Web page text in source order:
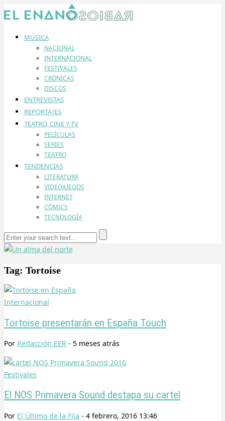
MÚSICA
NACIONAL
INTERNACIONAL
FESTIVALES
CRÓNICAS
DISCOS
ENTREVISTAS
REPORTAJES
TEATRO, CINE Y TV
PELÍCULAS
SERIES
TEATRO
TENDENCIAS
LITERATURA
VIDEOJUEGOS
INTERNET
CÓMICS
TECNOLOGÍA
Tag: Tortoise
Internacional
Tortoise presentarán en España Touch
Por Redacción EER - 5 meses atrás
Festivales
El NOS Primavera Sound destapa su cartel
Por El Último de la Fila - 4 febrero, 2016 13:46